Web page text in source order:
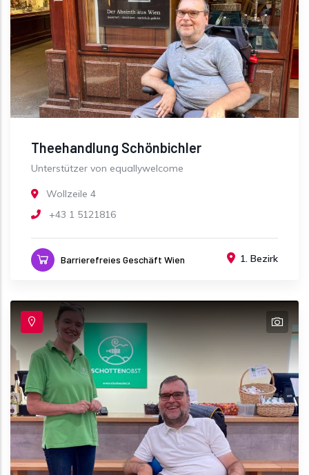
Theehandlung Schönbichler
Unterstützer von equallywelcome
Wollzeile 4
+43 1 5121816
Barrierefreies Geschäft Wien 1. Bezirk